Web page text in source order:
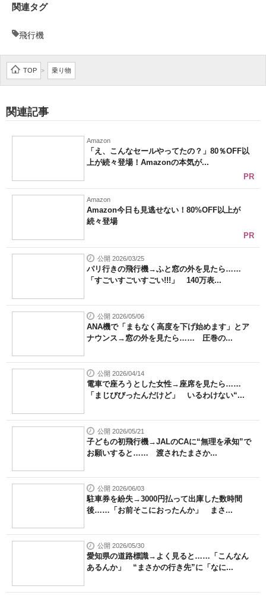
関連タグ
飛行機
TOP > 乗り物
関連記事
Amazon
「え、こんなセールやってたの？」80％OFF以
上が続々登場！Amazonの本気が...
PR
Amazon
Amazon今日も見逃せない！80%OFF以上が
続々登場
PR
公開 2026/03/25
パリ行きの飛行機→ふと窓の外を見たら……
「すごいすごいすごい!!!」 140万表...
公開 2026/05/06
ANA機で「まもなく高度を下げ始めます」とア
ナウンス→窓の外を見たら…… 圧巻の...
公開 2026/04/14
電車で座ろうとした女性→座席を見たら……
「まじびびったんだけど」 いるわけない“...
公開 2026/05/21
子どもの初飛行機→JALのCAに“無理を承知”で
お願いすると…… 渡されたまさか...
公開 2026/06/03
駐車券を紛失→3000円払って出庫した数時間
後……「お前そこにおったんか」 まさ...
公開 2026/05/30
愛知県の道路標識→よく見ると……「こんなん
あるんか」 “まさかの行き先”に「なに...